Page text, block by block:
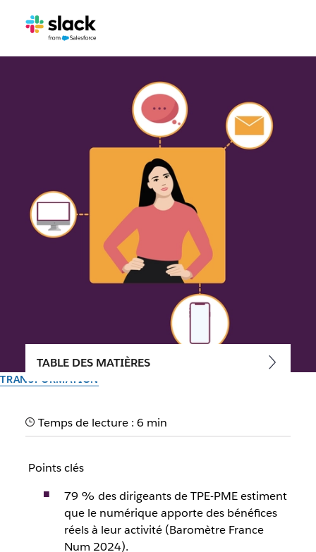
TRANSFORMATION
Comment choisir un outil
entreprise ?
Les outils numériques garantissent l’efficacité des
collaborateurs. Déployer des outils de collaboration
pertinents pour la gestion de projets.
TABLE DES MATIÈRES
Temps de lecture : 6 min
Points clés
79 % des dirigeants de TPE-PME estiment
que le numérique apporte des bénéfices
réels à leur activité (Baromètre France
Num 2024).